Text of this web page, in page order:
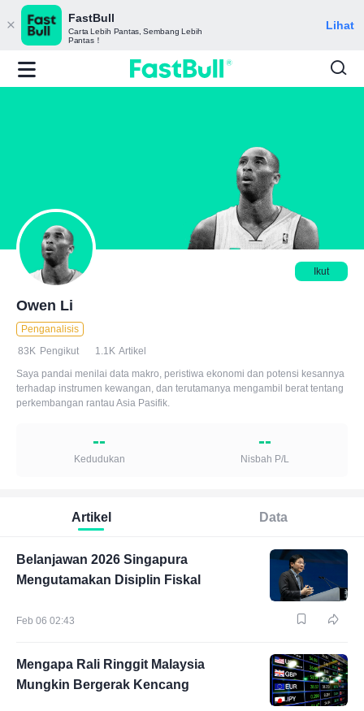
FastBull
Carta Lebih Pantas, Sembang Lebih
Pantas！
Lihat
Ikut
Owen Li
Penganalisis
83K Pengikut 1.1K Artikel
Saya pandai menilai data makro, peristiwa ekonomi dan potensi kesannya
terhadap instrumen kewangan, dan terutamanya mengambil berat tentang
perkembangan rantau Asia Pasifik.
--
Kedudukan
--
Nisbah P/L
Artikel Data
Belanjawan 2026 Singapura
Mengutamakan Disiplin Fiskal
Feb 06 02:43
Mengapa Rali Ringgit Malaysia
Mungkin Bergerak Kencang